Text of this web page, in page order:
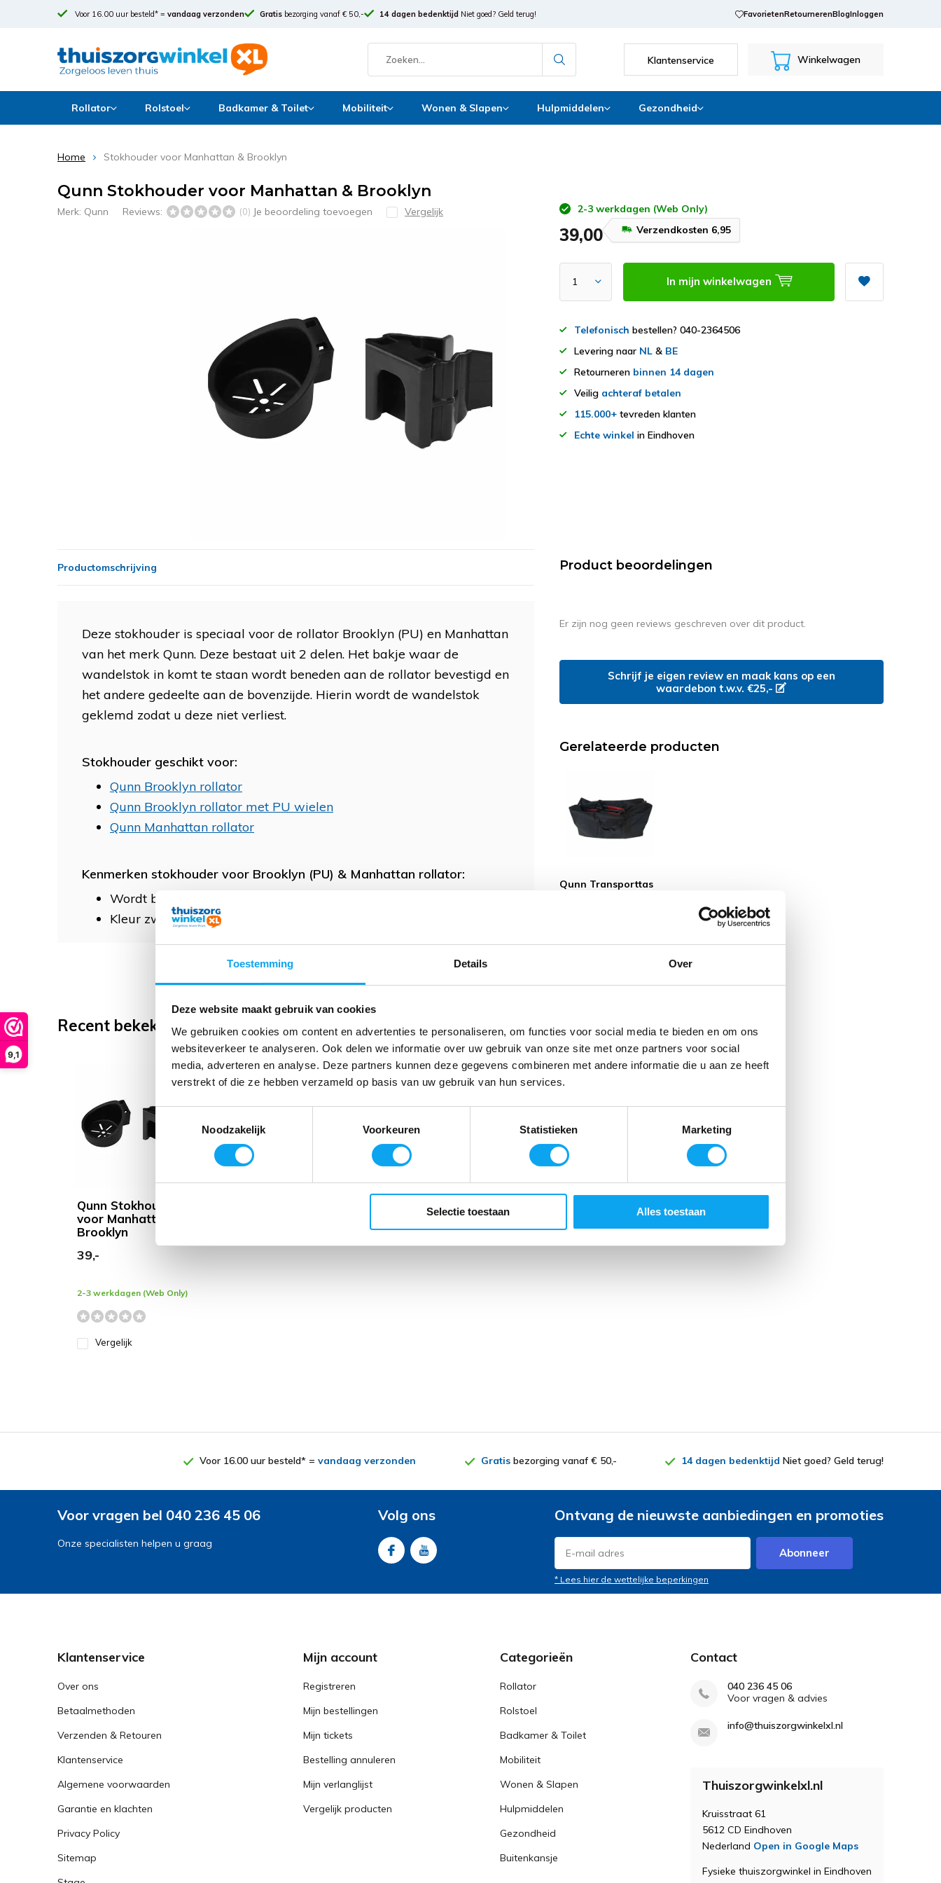
Toestemming Details Over
Deze website maakt gebruik van cookies
We gebruiken cookies om content en advertenties te personaliseren, om functies voor social media te bieden en om ons
websiteverkeer te analyseren. Ook delen we informatie over uw gebruik van onze site met onze partners voor social
media, adverteren en analyse. Deze partners kunnen deze gegevens combineren met andere informatie die u aan ze heeft
verstrekt of die ze hebben verzameld op basis van uw gebruik van hun services.
Toestemmingsselectie
Noodzakelijk
Voorkeuren Statistieken Marketing
Selectie toestaan Alles toestaan
9,1
Voor 16.00 uur besteld* = vandaag verzonden Gratis bezorging vanaf € 50,- 14 dagen bedenktijd Niet goed? Geld terug! FavorietenRetournerenBlogInloggen
Klantenservice Winkelwagen
Rollator Rolstoel Badkamer & Toilet Mobiliteit Wonen & Slapen Hulpmiddelen Gezondheid
Home Stokhouder voor Manhattan & Brooklyn
Qunn Stokhouder voor Manhattan & Brooklyn
Merk: Qunn Reviews: (0) Je beoordeling toevoegen Vergelijk 2-3 werkdagen (Web Only)
39,00 Verzendkosten 6,95
In mijn winkelwagen
Telefonisch bestellen? 040-2364506
Levering naar NL & BE
Retourneren binnen 14 dagen
Veilig achteraf betalen
115.000+ tevreden klanten
Echte winkel in Eindhoven
Productomschrijving
Deze stokhouder is speciaal voor de rollator Brooklyn (PU) en Manhattan
van het merk Qunn. Deze bestaat uit 2 delen. Het bakje waar de
wandelstok in komt te staan wordt beneden aan de rollator bevestigd en
het andere gedeelte aan de bovenzijde. Hierin wordt de wandelstok
geklemd zodat u deze niet verliest.
Stokhouder geschikt voor:
Qunn Brooklyn rollator
Qunn Brooklyn rollator met PU wielen
Qunn Manhattan rollator
Kenmerken stokhouder voor Brooklyn (PU) & Manhattan rollator:
Wordt bevestigd door middel van klemmen
Kleur zwart
Product beoordelingen
Er zijn nog geen reviews geschreven over dit product.
Schrijf je eigen review en maak kans op een
waardebon t.w.v. €25,-
Gerelateerde producten
Qunn Transporttas
Recent bekeken
Qunn Stokhouder
voor Manhattan &
Brooklyn
39,-
2-3 werkdagen (Web Only)
Vergelijk
Voor 16.00 uur besteld* = vandaag verzonden Gratisbezorging vanaf € 50,- 14 dagen bedenktijd Niet goed? Geld terug!
Voor vragen bel 040 236 45 06
Onze specialisten helpen u graag
Volg ons Ontvang de nieuwste aanbiedingen en promoties
Abonneer
* Lees hier de wettelijke beperkingen
Klantenservice
Over ons
Betaalmethoden
Verzenden & Retouren
Klantenservice
Algemene voorwaarden
Garantie en klachten
Privacy Policy
Sitemap
Mijn account
Registreren
Mijn bestellingen
Mijn tickets
Bestelling annuleren
Mijn verlanglijst
Vergelijk producten
Categorieën
Rollator
Rolstoel
Badkamer & Toilet
Mobiliteit
Wonen & Slapen
Hulpmiddelen
Gezondheid
Buitenkansje
Contact
040 236 45 06
Voor vragen & advies
info@thuiszorgwinkelxl.nl
Thuiszorgwinkelxl.nl
Kruisstraat 61
5612 CD Eindhoven
Nederland Open in Google Maps
Fysieke thuiszorgwinkel in Eindhoven